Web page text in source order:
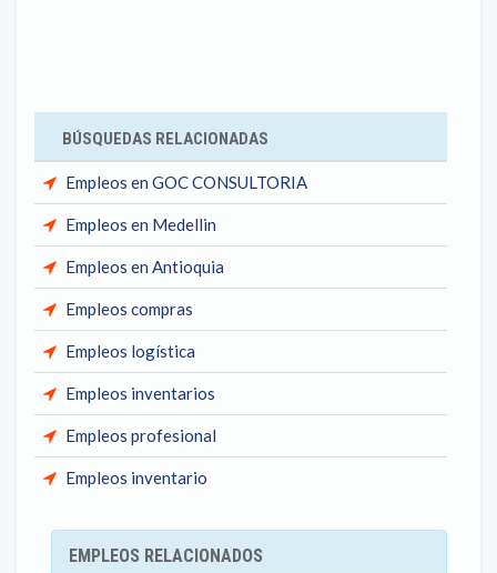
BÚSQUEDAS RELACIONADAS
Empleos en GOC CONSULTORIA
Empleos en Medellin
Empleos en Antioquia
Empleos compras
Empleos logística
Empleos inventarios
Empleos profesional
Empleos inventario
EMPLEOS RELACIONADOS